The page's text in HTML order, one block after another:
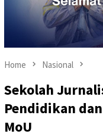
Home Nasional
Sekolah
Pendidikan
MoU